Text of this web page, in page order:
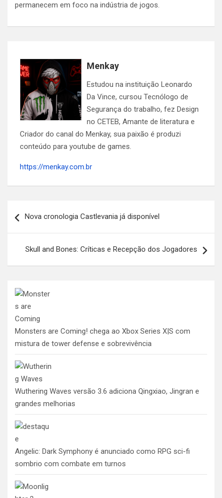
permanecem em foco na indústria de jogos.
Menkay
Estudou na instituição Leonardo
Da Vince, cursou Tecnólogo de
Segurança do trabalho, fez Design
no CETEB, Amante de literatura e
Criador do canal do Menkay, sua paixão é produzi
conteúdo para youtube de games.
https://menkay.com.br
de
Nova cronologia Castlevania já disponível
Skull and Bones: Críticas e Recepção dos Jogadores
Monsters are Coming! chega ao Xbox Series X|S com
mistura de tower defense e sobrevivência
Wuthering Waves versão 3.6 adiciona Qingxiao, Jingran e
grandes melhorias
Angelic: Dark Symphony é anunciado como RPG sci-fi
sombrio com combate em turnos